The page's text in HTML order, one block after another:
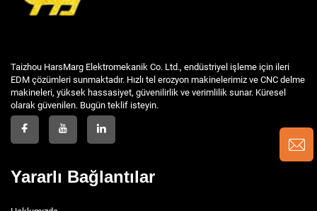
Taizhou HarsMarg Elektromekanik Co. Ltd., endüstriyel işleme için ileri
EDM çözümleri sunmaktadır. Hızlı tel erozyon makinelerimiz ve CNC delme
makineleri, yüksek hassasiyet, güvenilirlik ve verimlilik sunar. Küresel
olarak güvenilen. Bugün teklif isteyin.
Yararlı Bağlantılar